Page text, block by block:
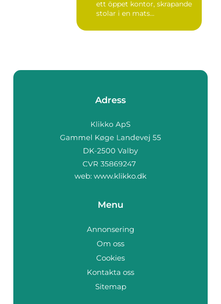
ett öppet kontor, skrapande
stolar i en mats...
Adress
web: www.klikko.dk
Menu
Annonsering
Om oss
Cookies
Kontakta oss
Sitemap